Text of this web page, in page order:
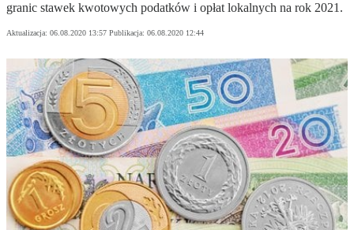
granic stawek kwotowych podatków i opłat lokalnych na rok 2021.
Aktualizacja: 06.08.2020 13:57 Publikacja: 06.08.2020 12:44